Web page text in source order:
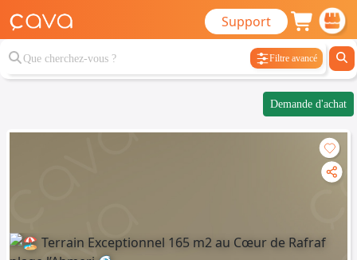
Support
Filtre avancé
Demande d'achat